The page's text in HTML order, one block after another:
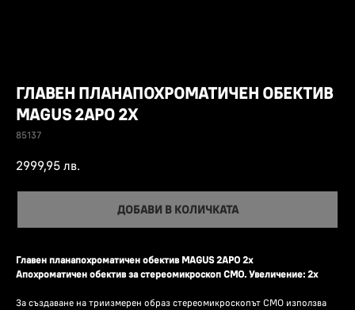
ГЛАВЕН ПЛАНАПОХРОМАТИЧЕН ОБЕКТИВ
MAGUS 2APO 2X
85137
2999,95 лв.
ДОБАВИ В КОЛИЧКАТА
Главен планапохроматичен обектив MAGUS 2APO 2x
Апохроматичен обектив за стереомикроскоп CMO. Увеличение: 2x
За създаване на триизмерен образ стереомикроскопът CMO използва